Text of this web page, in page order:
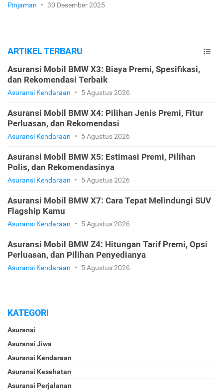
Pinjaman • 30 Desember 2025
ARTIKEL TERBARU
Asuransi Mobil BMW X3: Biaya Premi, Spesifikasi,
dan Rekomendasi Terbaik
Asuransi Kendaraan • 5 Agustus 2026
Asuransi Mobil BMW X4: Pilihan Jenis Premi, Fitur
Perluasan, dan Rekomendasi
Asuransi Kendaraan • 5 Agustus 2026
Asuransi Mobil BMW X5: Estimasi Premi, Pilihan
Polis, dan Rekomendasinya
Asuransi Kendaraan • 5 Agustus 2026
Asuransi Mobil BMW X7: Cara Tepat Melindungi SUV
Flagship Kamu
Asuransi Kendaraan • 5 Agustus 2026
Asuransi Mobil BMW Z4: Hitungan Tarif Premi, Opsi
Perluasan, dan Pilihan Penyedianya
Asuransi Kendaraan • 5 Agustus 2026
KATEGORI
Asuransi
Asuransi Jiwa
Asuransi Kendaraan
Asuransi Kesehatan
Asuransi Perjalanan